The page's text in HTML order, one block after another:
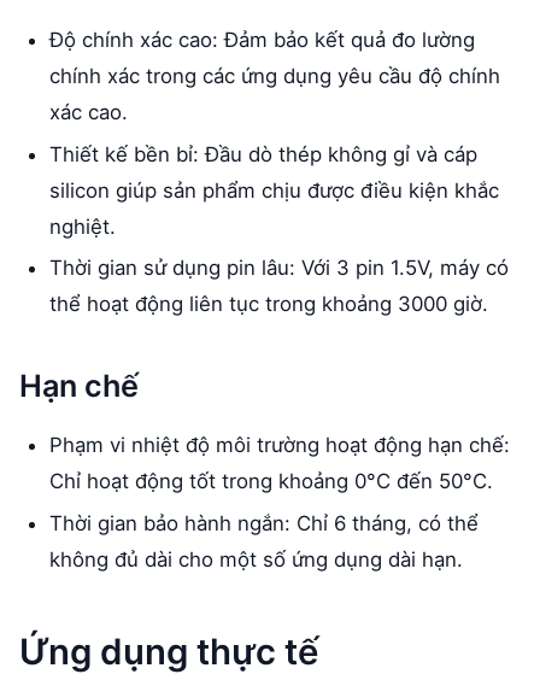
Độ chính xác cao: Đảm bảo kết quả đo lường
chính xác trong các ứng dụng yêu cầu độ chính
xác cao.
Thiết kế bền bỉ: Đầu dò thép không gỉ và cáp
silicon giúp sản phẩm chịu được điều kiện khắc
nghiệt.
Thời gian sử dụng pin lâu: Với 3 pin 1.5V, máy có
thể hoạt động liên tục trong khoảng 3000 giờ.
Hạn chế
Phạm vi nhiệt độ môi trường hoạt động hạn chế:
Chỉ hoạt động tốt trong khoảng 0°C đến 50°C.
Thời gian bảo hành ngắn: Chỉ 6 tháng, có thể
không đủ dài cho một số ứng dụng dài hạn.
Ứng dụng thực tế